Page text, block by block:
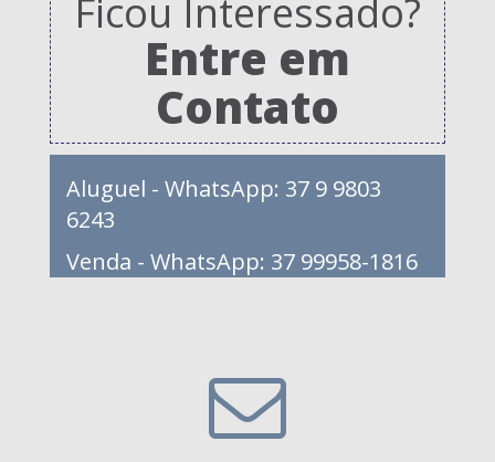
Ficou Interessado?
Entre em
Contato
Aluguel - WhatsApp: 37 9 9803
6243
Venda - WhatsApp: 37 99958-1816